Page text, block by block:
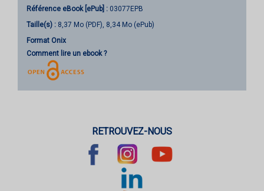
Référence eBook [ePub] : 03077EPB
Taille(s) : 8,37 Mo (PDF), 8,34 Mo (ePub)
Format Onix
Comment lire un ebook ?
RETROUVEZ-NOUS